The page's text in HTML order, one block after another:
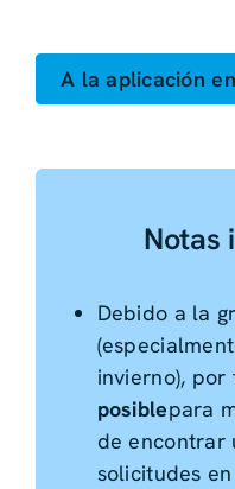
A la aplicación
Notas
Debido a la
invierno), por
posiblepara
de encontrar
solicitudes